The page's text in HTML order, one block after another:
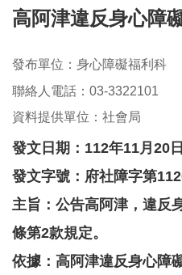
進
階
息
公
告
認
識
們
高阿津違反身心障
發布單位：身心障礙福利科
聯絡人電話：03-3322101
資料提供單位：社會局
發文日期：112年11月20日
發文字號：府社障字第
主旨：公告高阿津，違反
條第2款規定。
依據：高阿津違反身心障